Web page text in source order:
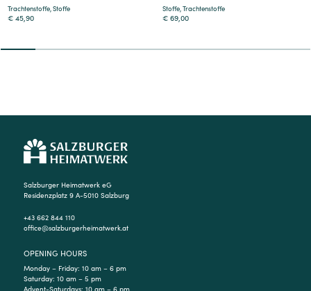
Trachtenstoffe ,Stoffe
€ 45,90
Stoffe ,Trachtenstoffe
€ 69,00
2 3 4 5 6 7 8 9
Salzburger Heimatwerk eG
Residenzplatz 9 A-5010 Salzburg
+43 662 844 110
office@salzburgerheimatwerk.at
OPENING HOURS
Monday – Friday: 10 am – 6 pm
Saturday: 10 am – 5 pm
Advent-Saturdays: 10 am – 6 pm